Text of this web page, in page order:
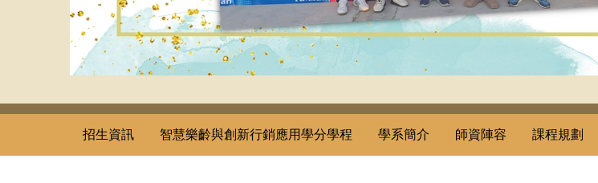
招生資訊 智慧樂齡與創新行銷應用學分學程 學系簡介 師資陣容 課程規劃